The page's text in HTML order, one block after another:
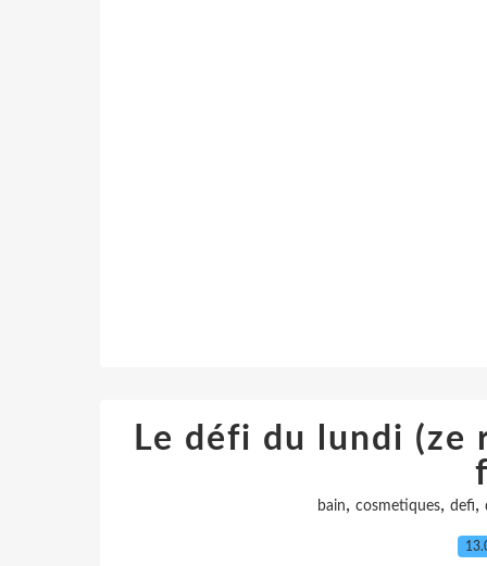
Le défi du lundi (ze
bain, cosmetiques, defi,